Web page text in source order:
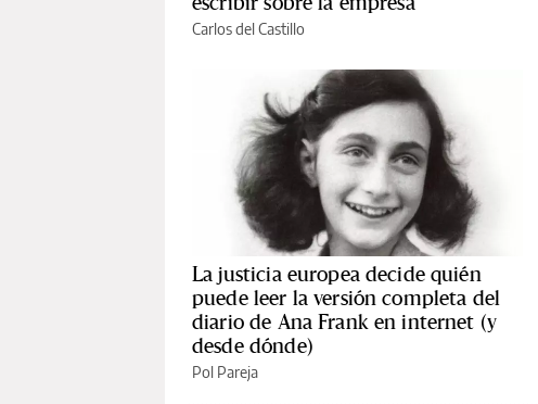
Carlos del Castillo
La justicia europea decide quién
puede leer la versión completa del
diario de Ana Frank en internet (y
desde dónde)
Pol Pareja